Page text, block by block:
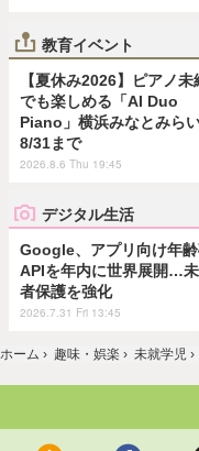
教育イベント
【夏休み2026】ピアノ未
でも楽しめる「AI Duo
Piano」横浜みなとみら
8/31まで
2026.8.6 Thu 19:45
デジタル生活
Google、アプリ向け年
APIを年内に世界展開…
者保護を強化
2026.7.31 Fri 13:45
ホーム › 趣味・娯楽 › 未就学児 ›